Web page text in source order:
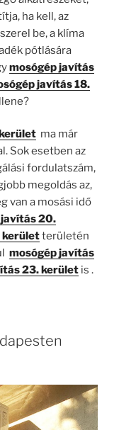
ha kell, az
be, a klíma
pótlására
mosógép javítás
javítás 18.
ma már
Sok esetben az
fordulatszám,
megoldás az,
van a mosási idő
javítás 20.
kerületterületén
mosógép javítás
23. kerület is .